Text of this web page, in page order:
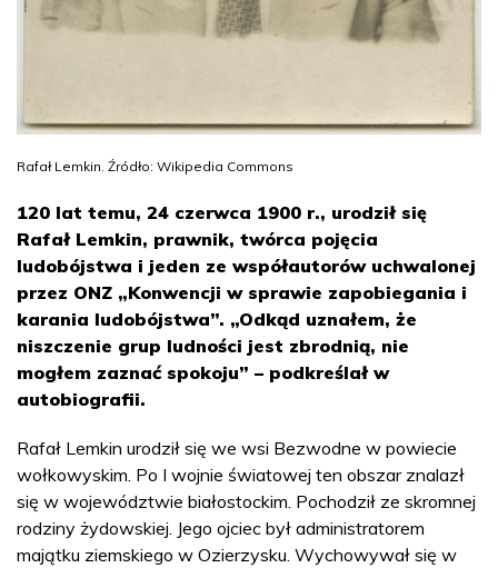
Rafał Lemkin. Źródło: Wikipedia Commons
120 lat temu, 24 czerwca 1900 r., urodził się
Rafał Lemkin, prawnik, twórca pojęcia
ludobójstwa i jeden ze współautorów uchwalonej
przez ONZ „Konwencji w sprawie zapobiegania i
karania ludobójstwa”. „Odkąd uznałem, że
niszczenie grup ludności jest zbrodnią, nie
mogłem zaznać spokoju” – podkreślał w
autobiografii.
Rafał Lemkin urodził się we wsi Bezwodne w powiecie
wołkowyskim. Po I wojnie światowej ten obszar znalazł
się w województwie białostockim. Pochodził ze skromnej
rodziny żydowskiej. Jego ojciec był administratorem
majątku ziemskiego w Ozierzysku. Wychowywał się w